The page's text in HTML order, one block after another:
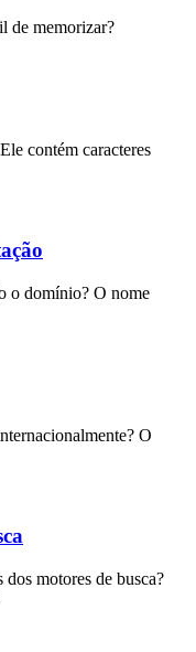
de memorizar?
contém caracteres
o domínio? O nome
O
motores de busca?